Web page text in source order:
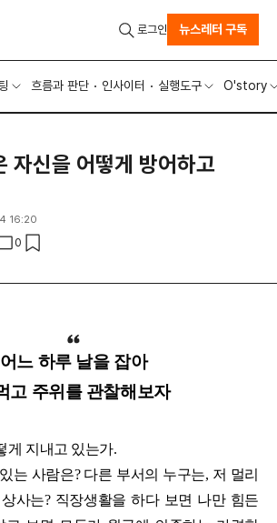
흐름과 판단 인사이터 실행도구 O'story
로그인 뉴스레터 구독
자신을 어떻게 방어하고
16:20
0
어느 하루 날을 잡아
고 주위를 관찰해보자
게 지내고 있는가.
는 사람은? 다른 부서의 누구는, 저 멀리
사는? 직장생활을 하다 보면 나만 힘든